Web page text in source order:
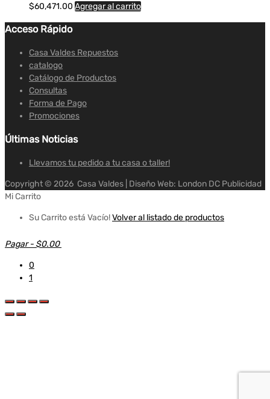
$60,471.00 Agregar al carrito
Acceso Rápido
Casa Valdes Repuestos
catalogo
Catálogo de Productos
Consultas
Forma de Pago
Promociones
Últimas Noticias
Llevamos tu pedido a tu casa o taller!
Copyright © 2026 Casa Valdes | Diseño Web: London DC Publicidad
Mi Carrito
Su Carrito está Vacío!Volver al listado de productos
Pagar - $0.00
0
1